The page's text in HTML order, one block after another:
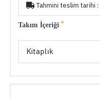
Tahmini teslim tarihi :
Takım İçeriği
Kitaplık